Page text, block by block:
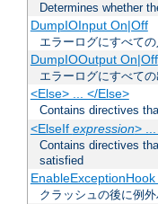
Determines whether
DumpIOInput On|Off
エラーログにすべて
DumpIOOutput On|Off
エラーログにすべて
<Else> ... </Else>
Contains directives
<ElseIf expression>
Contains directives
satisfied
クラッシュの後に例